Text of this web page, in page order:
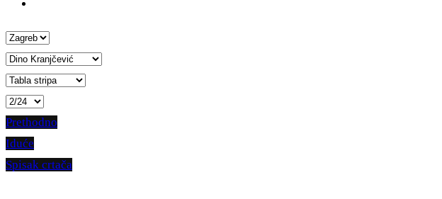
Prethodno
Iduće
Spisak crtača